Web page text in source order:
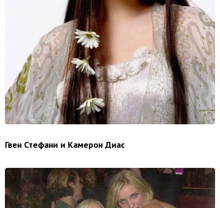
Гвен Стефани и Камерон Диас